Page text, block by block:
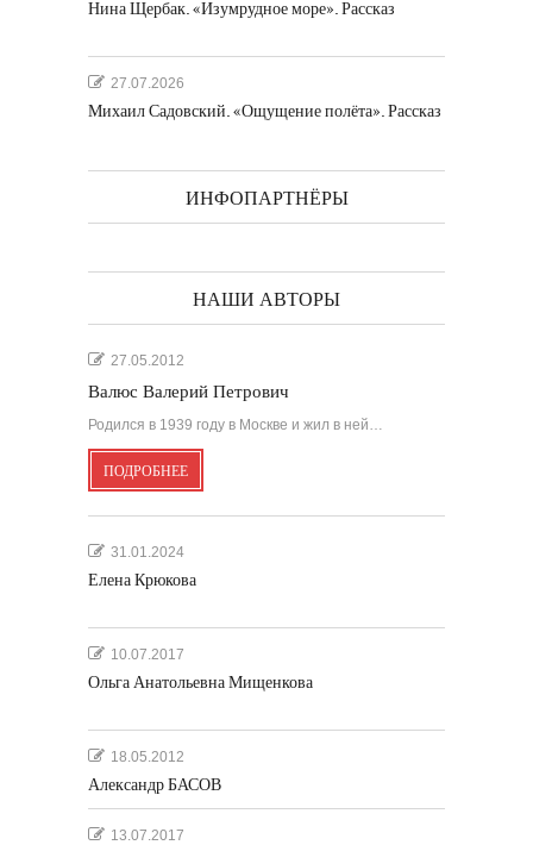
Нина Щербак. «Изумрудное море». Рассказ
27.07.2026
Михаил Садовский. «Ощущение полёта». Рассказ
ИНФОПАРТНЁРЫ
НАШИ АВТОРЫ
27.05.2012
Валюс Валерий Петрович
Родился в 1939 году в Москве и жил в ней…
ПОДРОБНЕЕ
31.01.2024
Елена Крюкова
10.07.2017
Ольга Анатольевна Мищенкова
18.05.2012
Александр БАСОВ
13.07.2017